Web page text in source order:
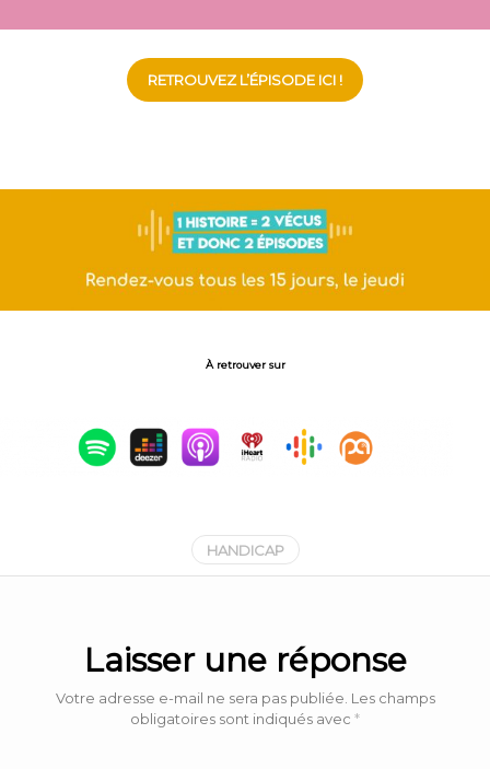
RETROUVEZ L’ÉPISODE ICI !
À retrouver sur
HANDICAP
Laisser une réponse
Votre adresse e-mail ne sera pas publiée. Les champs
obligatoires sont indiqués avec *